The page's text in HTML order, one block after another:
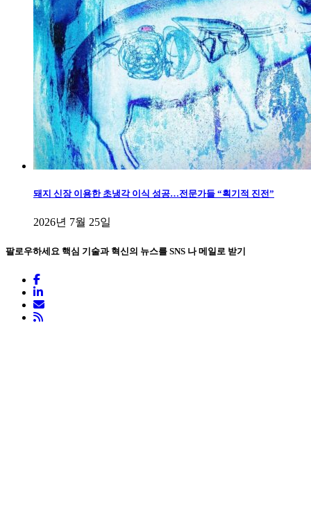
돼지 신장 이용한 초냉각 이식 성공…전문가들 “획기적 진전”
2026년 7월 25일
팔로우하세요 핵심 기술과 혁신의 뉴스를 SNS 나 메일로 받기